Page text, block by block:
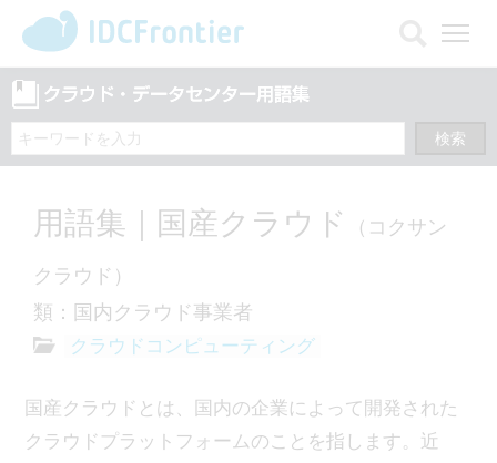
メ
を
開
用語集｜国産クラウド （コクサン
クラウド）
類：国内クラウド事業者
クラウドコンピューティング
国産クラウドとは、国内の企業によって開発された
クラウドプラットフォームのことを指します。近